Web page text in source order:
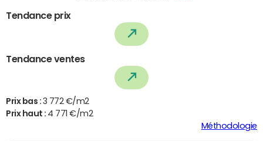
Tendance prix
Tendance ventes
Prix bas : 3 772 €/m2
Prix haut : 4 771 €/m2
Méthodologie